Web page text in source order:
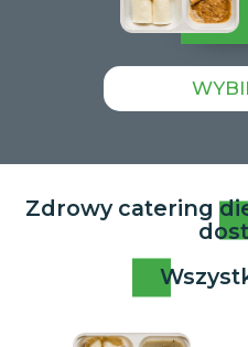
Zdrowy catering